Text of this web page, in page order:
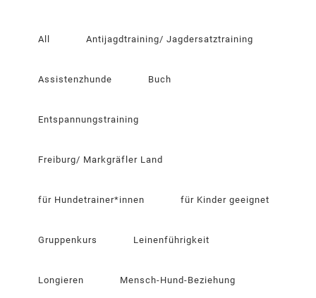
All Antijagdtraining/ Jagdersatztraining
Assistenzhunde Buch
Entspannungstraining
Freiburg/ Markgräfler Land
für Hundetrainer*innen für Kinder geeignet
Gruppenkurs Leinenführigkeit
Longieren Mensch-Hund-Beziehung